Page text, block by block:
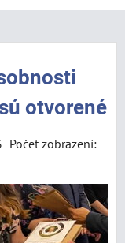
otvorené
Počet zobrazení: